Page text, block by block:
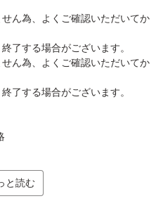
ん為、よくご確認いただいてか
了する場合がございます。
ん為、よくご確認いただいてか
了する場合がございます。
と読む